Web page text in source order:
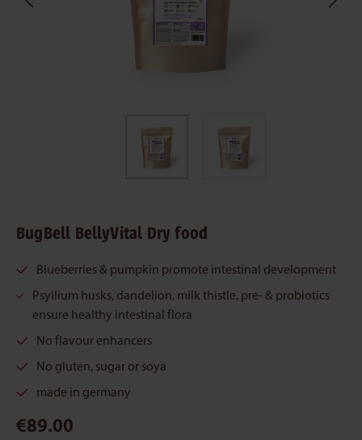
BugBell BellyVital Dry food
Blueberries & pumpkin promote intestinal development
Psyllium husks, dandelion, milk thistle, pre- & probiotics
ensure healthy intestinal flora
No flavour enhancers
No gluten, sugar or soya
made in germany
€89.00